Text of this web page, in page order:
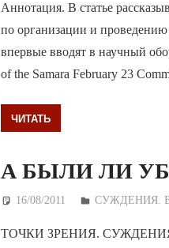
Аннотация. В статье
по организации и
впервые вводят в научный
of the Samara February 23
ЧИТАТЬ
А БЫЛИ ЛИ
16/08/2011 Дежурный по
СУЖДЕНИЯ.
ТОЧКИ ЗРЕНИЯ. СУЖДЕНИЯ.